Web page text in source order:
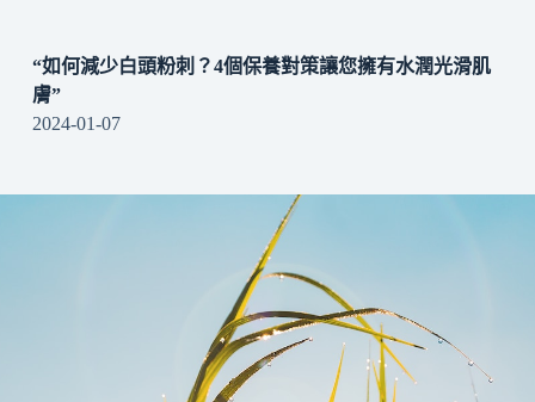
“如何減少白頭粉刺？4個保養對策讓您擁有水潤光滑肌
膚”
2024-01-07